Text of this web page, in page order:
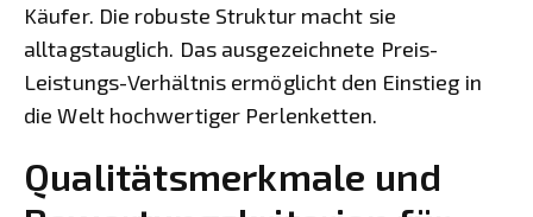
Käufer. Die robuste Struktur macht sie
alltagstauglich. Das ausgezeichnete Preis-
Leistungs-Verhältnis ermöglicht den Einstieg in
die Welt hochwertiger Perlenketten.
Qualitätsmerkmale und